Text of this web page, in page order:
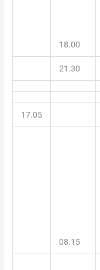
18.00
21.30
17.05
08.15